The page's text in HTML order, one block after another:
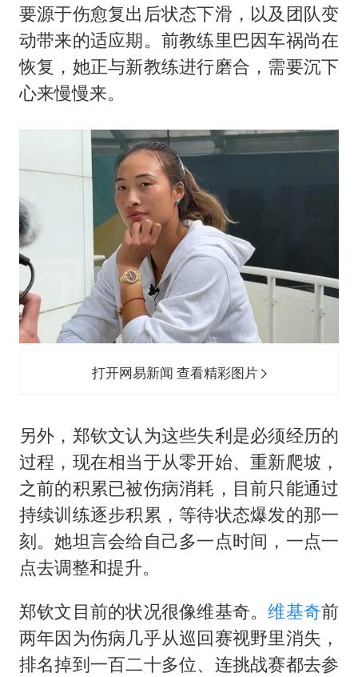
要源于伤愈复出后状态下滑，以及团队变
动带来的适应期。前教练里巴因车祸尚在
恢复，她正与新教练进行磨合，需要沉下
心来慢慢来。
打开网易新闻 查看精彩图片
另外，郑钦文认为这些失利是必须经历的
过程，现在相当于从零开始、重新爬坡，
之前的积累已被伤病消耗，目前只能通过
持续训练逐步积累，等待状态爆发的那一
刻。她坦言会给自己多一点时间，一点一
点去调整和提升。
郑钦文目前的状况很像维基奇。维基奇前
两年因为伤病几乎从巡回赛视野里消失，
排名掉到一百二十多位、连挑战赛都去参